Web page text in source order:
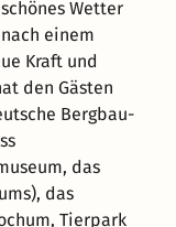
Wetter
einem
Kraft und
den Gästen
Bergbau-
das
das
Tierpark